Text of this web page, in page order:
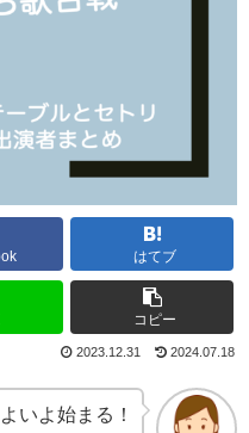
はてブ
コピー
2024.07.18
2023.12.31
いよ始まる！